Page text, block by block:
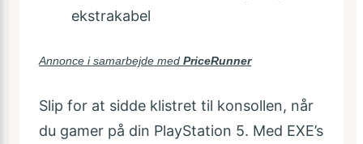
ekstrakabel
Annonce i samarbejde med PriceRunner
Slip for at sidde klistret til konsollen, når
du gamer på din PlayStation 5. Med EXE’s